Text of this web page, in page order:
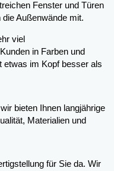
Fenster und Türen
Außenwände mit.
viel
in Farben und
etwas im Kopf besser als
bieten Ihnen langjährige
Materialien und
für Sie da. Wir